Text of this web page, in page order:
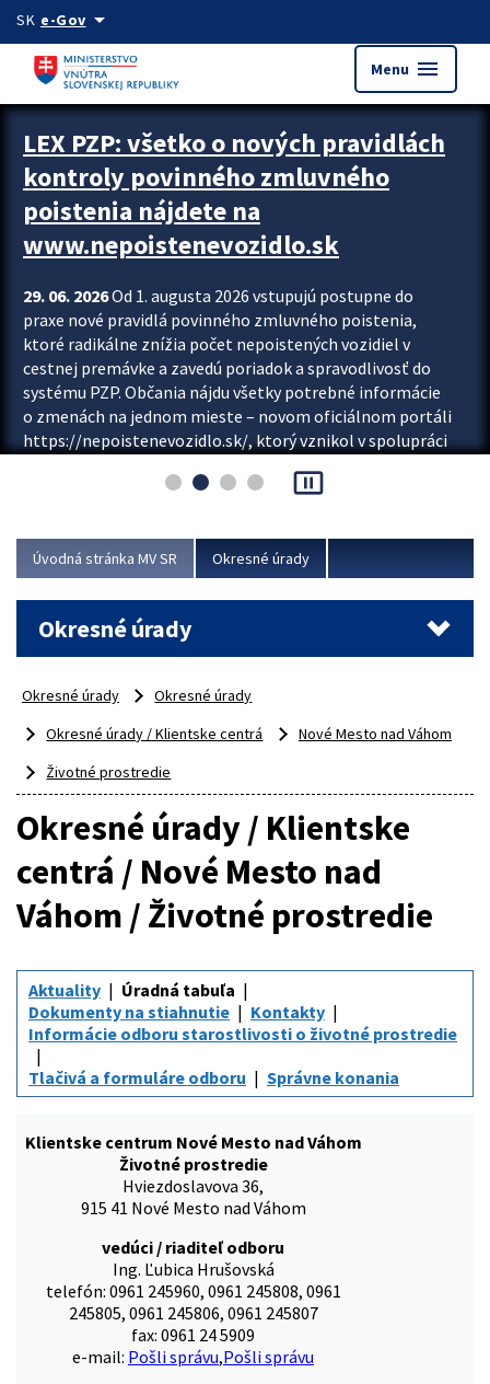
Preskocit na hlavný obsah
SK e-Govarrow_drop_down
Menu menu
Zastavit automatický posun upútavok
LEX PZP: všetko o nových pravidlách
kontroly povinného zmluvného
poistenia nájdete na
www.nepoistenevozidlo.sk
29. 06. 2026Od 1. augusta 2026 vstupujú postupne do
praxe nové pravidlá povinného zmluvného poistenia,
ktoré radikálne znížia počet nepoistených vozidiel v
cestnej premávke a zavedú poriadok a spravodlivosť do
systému PZP. Občania nájdu všetky potrebné informácie
o zmenách na jednom mieste – novom oficiálnom portáli
https://nepoistenevozidlo.sk/, ktorý vznikol v spolupráci
asociácie poisťovní (SLASPO) a Ministerstva vnútra SR.
Viac
pause_presentation
Úvodná stránka MV SR Okresné úrady
Okresné úrady
Okresné úrady
Okresné úrady
Okresné úrady / Klientske centrá
Nové Mesto nad Váhom
Životné prostredie
Okresné úrady / Klientske
centrá / Nové Mesto nad
Váhom / Životné prostredie
Aktuality
Úradná tabuľa
Dokumenty na stiahnutie
Kontakty
Informácie odboru starostlivosti o životné prostredie
Tlačivá a formuláre odboru
Správne konania
Klientske centrum Nové Mesto nad Váhom
Životné prostredie
Hviezdoslavova 36,
915 41 Nové Mesto nad Váhom
vedúci / riaditeľ odboru
Ing. Ľubica Hrušovská
telefón: 0961 245960, 0961 245808, 0961
245805, 0961 245806, 0961 245807
fax: 0961 24 5909
e-mail: Pošli správu,Pošli správu